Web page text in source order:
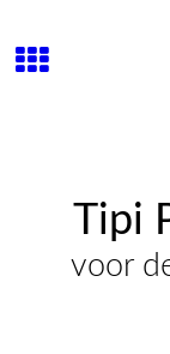
Tipi
voor